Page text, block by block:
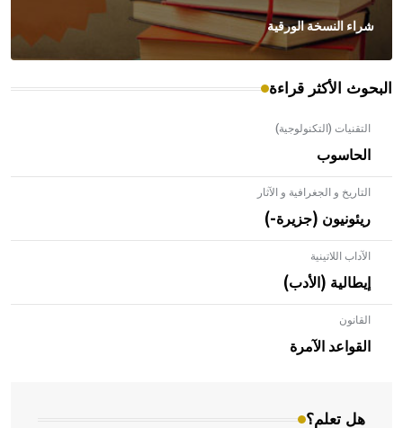
شراء النسخة الورقية
البحوث الأكثر قراءة
التقنيات (التكنولوجية)
الحاسوب
التاريخ و الجغرافية و الآثار
ريئونيون (جزيرة-)
الآداب اللاتينية
إيطالية (الأدب)
القانون
القواعد الآمرة
هل تعلم؟
- هل تعلم أن الأبلق نوع من الفنون الهندسية التي ارتبطت
بالعمارة الإسلامية في بلاد الشام ومصر خاصة، حيث يحرص
المعمار على بناء مداميكه وخاصة في الواجهات